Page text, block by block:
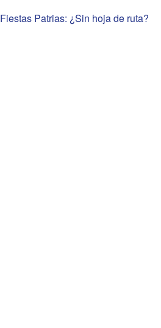
Fiestas Patrias: ¿Sin hoja de ruta?